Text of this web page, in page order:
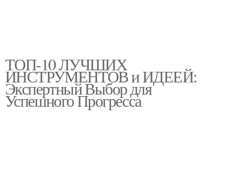
ТОП-10 ЛУЧШИХ
ИНСТРУМЕНТОВ и ИДЕЕЙ:
Экспертный Выбор для
Успешного Прогресса